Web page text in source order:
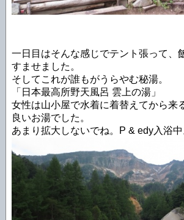
一日目はそんな感じでテント張って、
すませました。
そしてこれが誰もがうらやむ秘湯。
「日本最高所野天風呂 雲上の湯」
女性は山小屋で水着に着替えてから来
良いお湯でした。
あまり拡大しないでね。P & edy入浴中